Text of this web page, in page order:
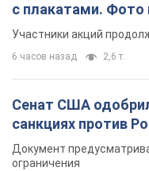
с плакатами. Фото
Участники акций
6 часов назад 2,6 т.
Сенат США
санкциях против
Документ
ограничения